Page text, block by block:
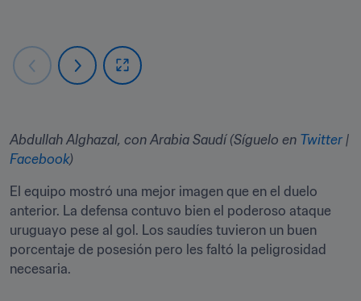
Abdullah Alghazal, con Arabia Saudí (Síguelo en Twitter
Facebook)
El equipo mostró una mejor imagen que en el duelo
anterior. La defensa contuvo bien el poderoso ataque
uruguayo pese al gol. Los saudíes tuvieron un buen
porcentaje de posesión pero les faltó la peligrosidad
necesaria.